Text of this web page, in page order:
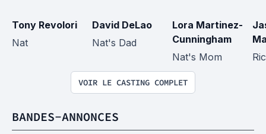
Tony Revolori
Nat
David DeLao
Nat's Dad
Lora Martinez-
Cunningham
Nat's Mom
VOIR LE CASTING COMPLET
BANDES-ANNONCES